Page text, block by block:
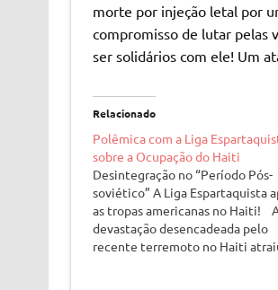
morte por injeção letal por
compromisso de lutar pelas
ser solidários com ele! Um
Relacionado
Polêmica com a Liga
sobre a Ocupação do Haiti
Desintegração no “Período Pós-
soviético” A Liga Espartaquista
as tropas americanas no Haiti!
devastação desencadeada pelo
recente terremoto no Haiti